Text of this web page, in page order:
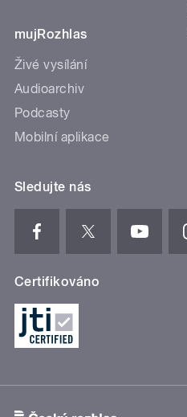
mujRozhlas
Živé vysílání
Audioarchiv
Podcasty
Mobilní aplikace
Sledujte nás
Certifikováno